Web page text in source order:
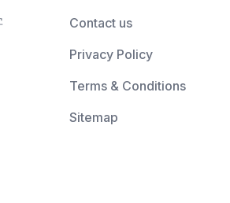
Contact us
Privacy Policy
Terms & Conditions
Sitemap